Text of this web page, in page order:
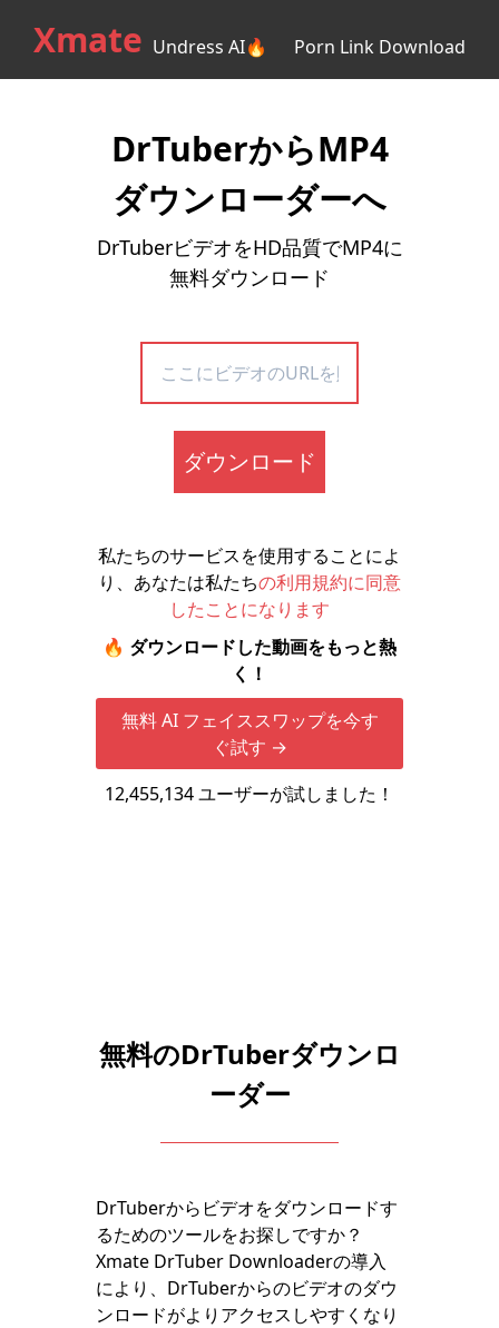
Xmate Undress AI🔥 Porn Link Download
DrTuberからMP4
ダウンローダーへ
DrTuberビデオをHD品質でMP4に
無料ダウンロード
ダウンロード
私たちのサービスを使用することによ
り、あなたは私たちの利用規約に同意
したことになります
🔥 ダウンロードした動画をもっと熱
く！
無料 AI フェイススワップを今す
ぐ試す →
12,455,134ユーザーが試しました！
無料のDrTuberダウンロ
ーダー
DrTuberからビデオをダウンロードす
るためのツールをお探しですか？
Xmate DrTuber Downloaderの導入
により、DrTuberからのビデオのダウ
ンロードがよりアクセスしやすくなり